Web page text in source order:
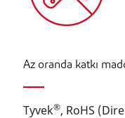
Az oranda katkı
Tyvek®, RoHS